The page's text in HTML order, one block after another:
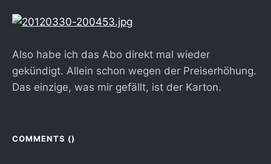
Also habe ich das Abo direkt mal wieder
gekündigt. Allein schon wegen der Preiserhöhung.
Das einzige, was mir gefällt, ist der Karton.
COMMENTS ()